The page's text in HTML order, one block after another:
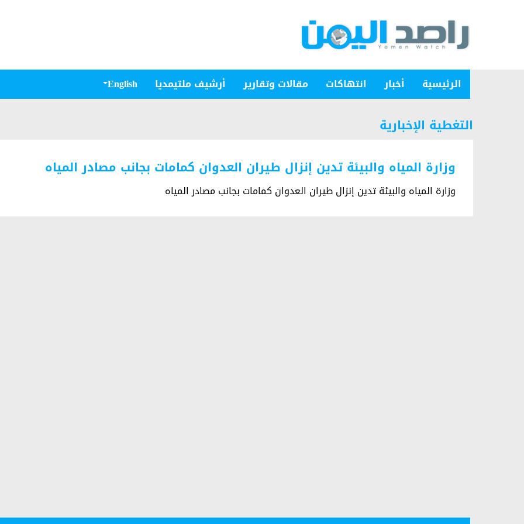
الرئيسية أخبار انتهاكات مقالات وتقارير أرشيف ملتيمديا English
التغطية الإخبارية
وزارة المياه والبيئة تدين إنزال طيران العدوان كمامات بجانب مصادر المياه
وزارة المياه والبيئة تدين إنزال طيران العدوان كمامات بجانب مصادر المياه